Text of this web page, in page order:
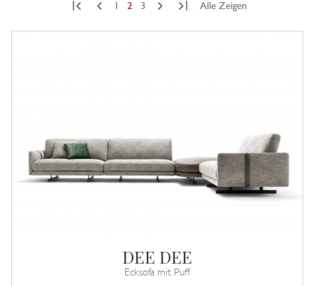
2 3 Alle Zeigen
DEE DEE
Ecksofa mit Puff